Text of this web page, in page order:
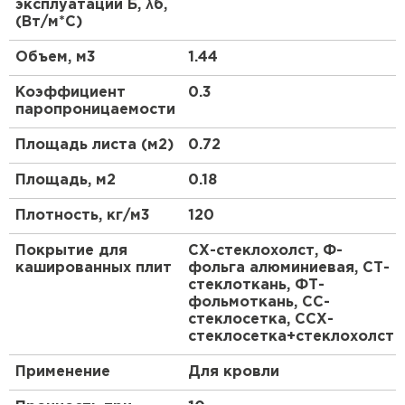
пароизоляции и ветрозащиты утеплителя, а
также при утеплении производственных зданий
изнутри.
эксплуатации Б, λб,
(Вт/м*С)
Объем, м3 1.44
Коэффициент
паропроницаемости
0.3
Площадь листа (м2) 0.72
Площадь, м2 0.18
Плотность, кг/м3 120
Покрытие для
кашированных плит
СХ-стеклохолст, Ф-
фольга алюминиевая, СТ-
стеклоткань, ФТ-
фольмоткань, СС-
стеклосетка, ССХ-
стеклосетка+стеклохолст
Применение Для кровли
Утеплитель Isoroc
ПЕРЕЙТИ
Утеплитель Isover
ПЕРЕЙТИ
Утеплитель Paroc
Утеплитель Penoplex